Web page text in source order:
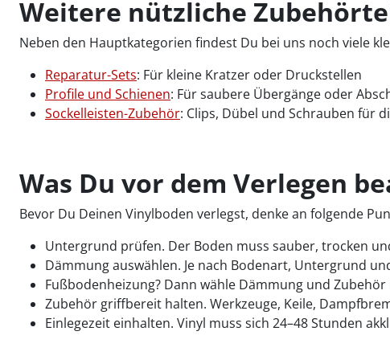
Weitere nützliche
Neben den Hauptkategorien findest Du bei uns noch viele
Reparatur-Sets: Für kleine Kratzer oder Druckstellen
Profile und Schienen: Für saubere Übergänge oder
Sockelleisten-Zubehör: Clips, Dübel und Schrauben für
Was Du vor dem Verlegen
Bevor Du Deinen Vinylboden verlegst, denke an folgende
Untergrund prüfen. Der Boden muss sauber, trocken
Dämmung auswählen. Je nach Bodenart, Untergrund
Fußbodenheizung? Dann wähle Dämmung und
Zubehör griffbereit halten. Werkzeuge, Keile,
Einlegezeit einhalten. Vinyl muss sich 24–48 Stunden